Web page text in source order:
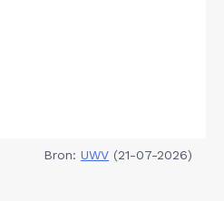
Bron: UWV (21-07-2026)